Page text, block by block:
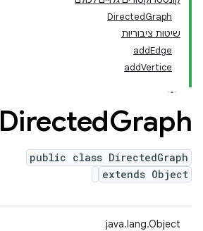
DirectedGraph
שיטות ציבוריות
addEdge
addVertice
DirectedGraph
public class DirectedGraph
extends Object
java.lang.Object